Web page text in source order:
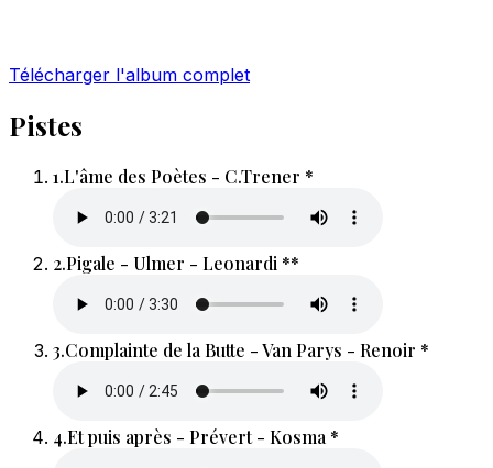
Télécharger l'album complet
Pistes
1.L'âme des Poètes - C.Trener *
2.Pigale - Ulmer - Leonardi **
3.Complainte de la Butte - Van Parys - Renoir *
4.Et puis après - Prévert - Kosma *